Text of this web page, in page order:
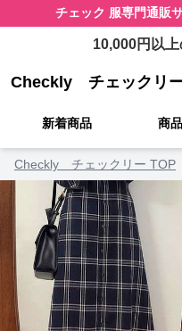
チェック 服専門通販
10,000円以
Checkly チェックリ
新着商品 商
Checkly チェックリー TOP